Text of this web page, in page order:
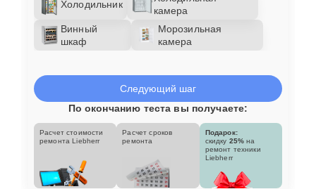
Холодильник
камера
Винный
шкаф
Морозильная
камера
Следующий шаг
По окончанию теста вы получаете:
Расчет стоимости
ремонта Liebherr
Расчет сроков
ремонта
Подарок:
скидку 25% на
ремонт техники
Liebherr